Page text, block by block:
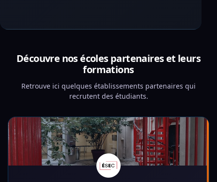
Découvre nos écoles partenaires et leurs
formations
Retrouve ici quelques établissements partenaires qui
recrutent des étudiants.